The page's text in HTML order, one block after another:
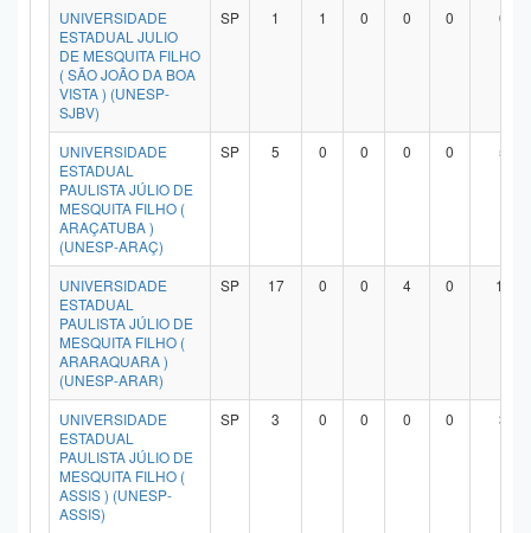
UNIVERSIDADE
ESTADUAL JULIO
DE MESQUITA FILHO
( SÃO JOÃO DA BOA
VISTA ) (UNESP-
SJBV)
SP 1 1 0 0 0 0
UNIVERSIDADE
ESTADUAL
PAULISTA JÚLIO DE
MESQUITA FILHO (
ARAÇATUBA )
(UNESP-ARAÇ)
SP 5 0 0 0 0 5
UNIVERSIDADE
ESTADUAL
PAULISTA JÚLIO DE
MESQUITA FILHO (
ARARAQUARA )
(UNESP-ARAR)
SP 17 0 0 4 0 13
UNIVERSIDADE
ESTADUAL
PAULISTA JÚLIO DE
MESQUITA FILHO (
ASSIS ) (UNESP-
ASSIS)
SP 3 0 0 0 0 3